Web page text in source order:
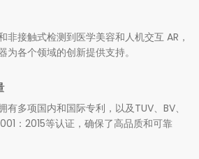
非接触式检测到医学美容和人机交互 AR，
为各个领域的创新提供支持。
有多项国内和国际专利，以及TUV、BV、
：2015等认证，确保了高品质和可靠